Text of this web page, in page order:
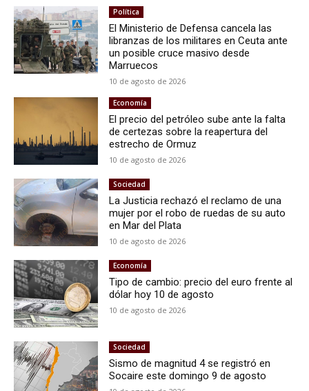
Política
El Ministerio de Defensa cancela las
libranzas de los militares en Ceuta ante
un posible cruce masivo desde
Marruecos
10 de agosto de 2026
Economía
El precio del petróleo sube ante la falta
de certezas sobre la reapertura del
estrecho de Ormuz
10 de agosto de 2026
Sociedad
La Justicia rechazó el reclamo de una
mujer por el robo de ruedas de su auto
en Mar del Plata
10 de agosto de 2026
Economía
Tipo de cambio: precio del euro frente al
dólar hoy 10 de agosto
10 de agosto de 2026
Sociedad
Sismo de magnitud 4 se registró en
Socaire este domingo 9 de agosto